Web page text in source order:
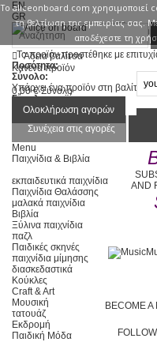
AND
BECOME
EN
GR
Είσοδος
Άδεια βαλίτσα
Κανένα προϊόν
0,00 € Σύνολο
Ολοκλήρωση αγορών
Το προϊόν προστέθηκε με
Ποσότητα:
Σύνολο:
Υπάρχει ένα προϊόν στη βαλίτσα
Σύνολο προϊόντων :
Σύνολο :
Συνέχεια στις αγορές
Menu
Παιχνίδια & Βιβλία
εκπαιδευτικά παιχνίδια
Παιχνίδια Θαλάσσης
μαλακά παιχνίδια
Βιβλία
Ξύλινα παιχνίδια
παζλ
Παιδικές σκηνές
παιχνίδια μίμησης
διασκεδαστικά
Κούκλες
Craft & Art
Μουσική
τατουάζ
Εκδρομή
Παιδική Μόδα
Το aliceonboard.com χρησιμoποιεί
τη βελτίωση της εμπειρίας σας.
αποδέχεστε τη